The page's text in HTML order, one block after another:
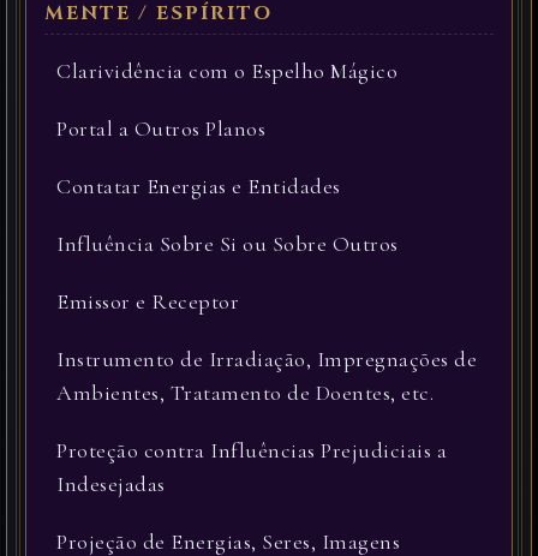
Clarividência com o Espelho Mágico
Portal a Outros Planos
Contatar Energias e Entidades
Influência Sobre Si ou Sobre Outros
Emissor e Receptor
Instrumento de Irradiação, Impregnações de
Ambientes, Tratamento de Doentes, etc.
Proteção contra Influências Prejudiciais a
Indesejadas
Projeção de Energias, Seres, Imagens